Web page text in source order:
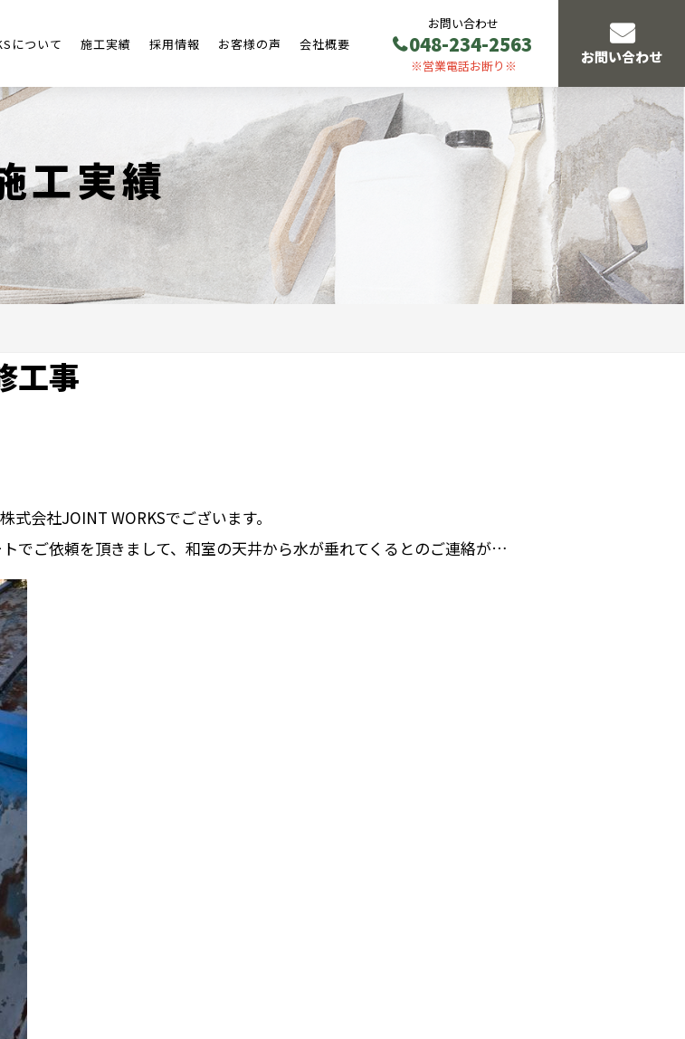
について 施工実績 採用情報 お客様の声 会社概要
お問い合わせ
048-234-2563
※営業電話お断り※ お問い合わせ
工実績
工事
会社JOINT WORKSでございます。
でご依頼を頂きまして、和室の天井から水が垂れてくるとのご連絡が…